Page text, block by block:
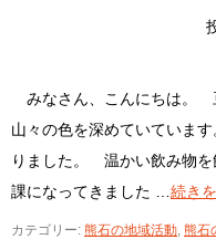
みなさん、こんにちは
山々の色を深めていていま
りました。 温かい飲み物
課になってきました … 続き
カテゴリー: 熊石の地域活動, 熊石